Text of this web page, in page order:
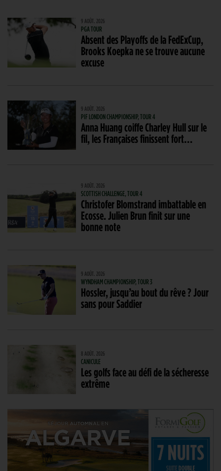
9 AOÛT. 2026
PGA TOUR
Absent des Playoffs de la FedExCup,
Brooks Koepka ne se trouve aucune
excuse
9 AOÛT. 2026
PIF LONDON CHAMPIONSHIP, TOUR 4
Anna Huang coiffe Charley Hull sur le
fil, les Françaises finissent fort…
9 AOÛT. 2026
SCOTTISH CHALLENGE, TOUR 4
Christofer Blomstrand imbattable en
Ecosse. Julien Brun finit sur une
bonne note
9 AOÛT. 2026
WYNDHAM CHAMPIONSHIP, TOUR 3
Hossler, jusqu’au bout du rêve ? Jour
sans pour Saddier
8 AOÛT. 2026
CANICULE
Les golfs face au défi de la sécheresse
extrême